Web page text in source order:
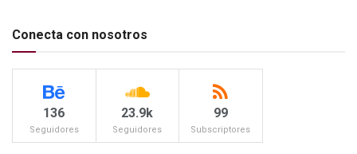
Conecta con nosotros
136
Seguidores
23.9k
Seguidores
99
Subscriptores